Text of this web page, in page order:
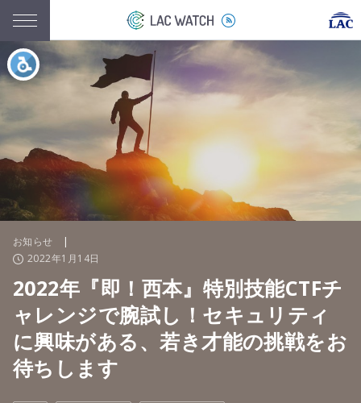
お知らせ
|
2022年1月14日
2022年『即！西本』特別技能CTFチ
ャレンジで腕試し！セキュリティ
に興味がある、若き才能の挑戦をお
待ちします